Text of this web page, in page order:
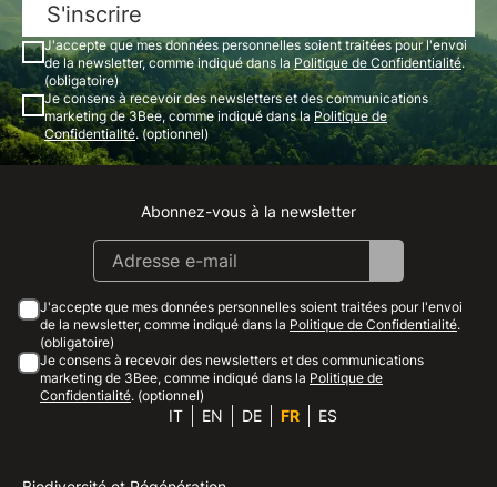
S'inscrire
J'accepte que mes données personnelles soient traitées pour l'envoi
de la newsletter, comme indiqué dans la Politique de Confidentialité.
(obligatoire)
Je consens à recevoir des newsletters et des communications
marketing de 3Bee, comme indiqué dans la Politique de
Confidentialité. (optionnel)
Instagram
Facebook
Linkedin
Youtube
Abonnez-vous à la newsletter
J'accepte que mes données personnelles soient traitées pour l'envoi
de la newsletter, comme indiqué dans la Politique de Confidentialité.
(obligatoire)
Je consens à recevoir des newsletters et des communications
marketing de 3Bee, comme indiqué dans la Politique de
Confidentialité. (optionnel)
IT EN DE FR ES